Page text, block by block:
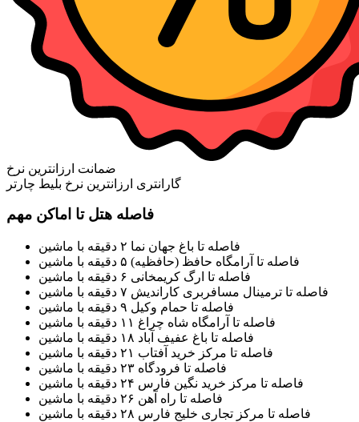
ضمانت ارزانترین نرخ
گارانتری ارزانترین نرخ بلیط چارتر
فاصله هتل تا اماکن مهم
فاصله تا باغ جهان نما ۲ دقیقه با ماشین
فاصله تا آرامگاه حافظ (حافظیه) ۵ دقیقه با ماشین
فاصله تا ارگ کریمخانی ۶ دقیقه با ماشین
فاصله تا ترمینال مسافربری کاراندیش ۷ دقیقه با ماشین
فاصله تا حمام وکیل ۹ دقیقه با ماشین
فاصله تا آرامگاه شاه چراغ ۱۱ دقیقه با ماشین
فاصله تا باغ عفیف آباد ۱۸ دقیقه با ماشین
فاصله تا مرکز خرید آفتاب ۲۱ دقیقه با ماشین
فاصله تا فرودگاه ۲۳ دقیقه با ماشین
فاصله تا مرکز خرید نگین فارس ۲۴ دقیقه با ماشین
فاصله تا راه آهن ۲۶ دقیقه با ماشین
فاصله تا مرکز تجاری خلیج فارس ۲۸ دقیقه با ماشین